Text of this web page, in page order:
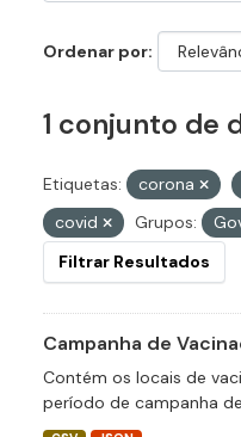
Ordenar por
1 conjunto de
Etiquetas: corona
covid
Grupos:
Filtrar Resultados
Campanha de
Contém os locais de
período de campanha